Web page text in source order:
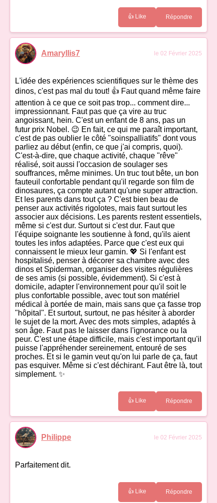
👍 Like Répondre
Amaryllis7 le 02 Février 2025
L'idée des expériences scientifiques sur le thème des
dinos, c'est pas mal du tout! 👍 Faut quand même faire
attention à ce que ce soit pas trop... comment dire...
impressionnant. Faut pas que ça vire au truc
angoissant, hein. C'est un enfant de 8 ans, pas un
futur prix Nobel. 😉 En fait, ce qui me paraît important,
c'est de pas oublier le côté "soinspalliatifs" dont vous
parliez au début (enfin, ce que j'ai compris, quoi).
C'est-à-dire, que chaque activité, chaque "rêve"
réalisé, soit aussi l'occasion de soulager ses
souffrances, même minimes. Un truc tout bête, un bon
fauteuil confortable pendant qu'il regarde son film de
dinosaures, ça compte autant qu'une super attraction.
Et les parents dans tout ça ? C'est bien beau de
penser aux activités rigolotes, mais faut surtout les
associer aux décisions. Les parents restent essentiels,
même si c'est dur. Surtout si c'est dur. Faut que
l'équipe soignante les soutienne à fond, qu'ils aient
toutes les infos adaptées. Parce que c'est eux qui
connaissent le mieux leur gamin. 💖 Si l'enfant est
hospitalisé, penser à décorer sa chambre avec des
dinos et Spiderman, organiser des visites régulières
de ses amis (si possible, évidemment). Si c'est à
domicile, adapter l'environnement pour qu'il soit le
plus confortable possible, avec tout son matériel
médical à portée de main, mais sans que ça fasse trop
"hôpital". Et surtout, surtout, ne pas hésiter à aborder
le sujet de la mort. Avec des mots simples, adaptés à
son âge. Faut pas le laisser dans l'ignorance ou la
peur. C'est une étape difficile, mais c'est important qu'il
puisse l'appréhender sereinement, entouré de ses
proches. Et si le gamin veut qu'on lui parle de ça, faut
pas esquiver. Même si c'est déchirant. Faut être là, tout
simplement. ✨
👍 Like Répondre
Philippe le 02 Février 2025
Parfaitement dit.
👍 Like Répondre